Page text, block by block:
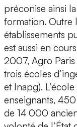
préconise ainsi
formation. Outre
établissements
est aussi en
2007, Agro
trois écoles
et Inapg).
enseignants,
de 14 000